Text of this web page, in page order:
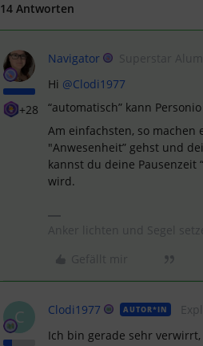
14 Antworten
+28
Navigator
Hi @Clodi1977
“automatisch” kann
Am einfachsten, so
"Anwesenheit” gehst und
kannst du deine Pausenzeit
wird.
C Clodi1977 AUTOR*IN
Ich bin gerade sehr